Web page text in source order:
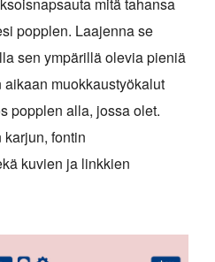
popplen. Laajenna se
sen ympärillä olevia pieniä
muokkaustyökalut
popplen alla, jossa olet.
fontin
kuvien ja linkkien